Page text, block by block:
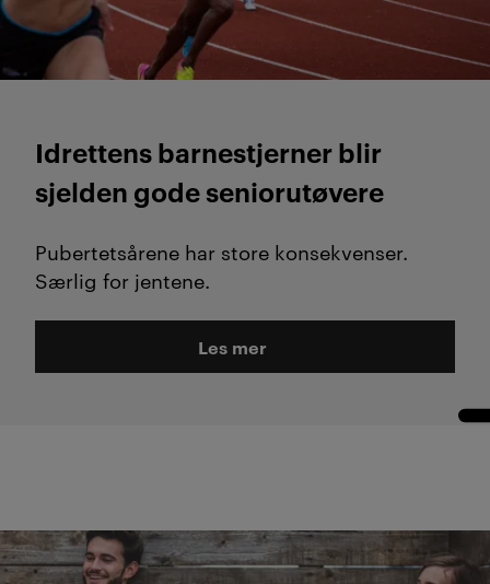
Idrettens barnestjerner blir
sjelden gode seniorutøvere
Pubertetsårene har store konsekvenser.
Særlig for jentene.
Les mer
N2